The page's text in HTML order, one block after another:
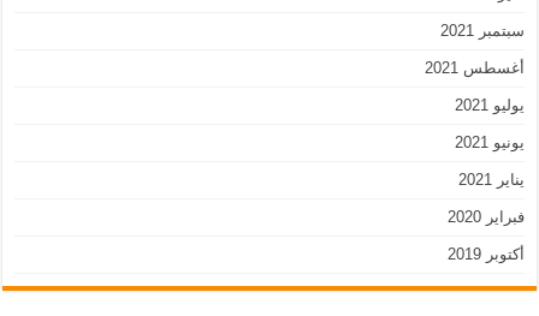
سبتمبر 2021
أغسطس 2021
يوليو 2021
يونيو 2021
يناير 2021
فبراير 2020
أكتوبر 2019